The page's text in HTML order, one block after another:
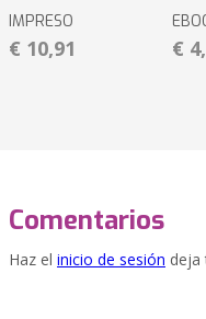
IMPRESO
€ 10,91 €
Comentarios
Haz el inicio de sesión deja